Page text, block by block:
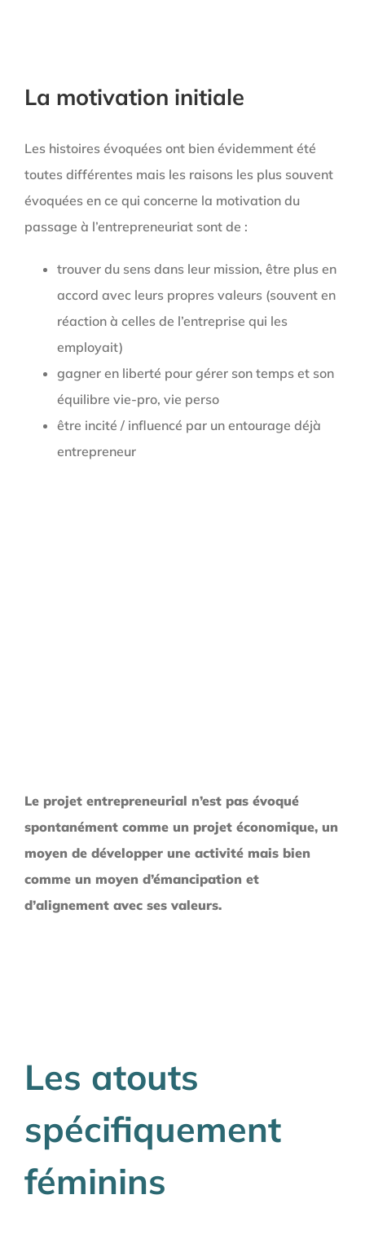
La motivation initiale
Les histoires évoquées ont bien évidemment été
toutes différentes mais les raisons les plus souvent
évoquées en ce qui concerne la motivation du
passage à l’entrepreneuriat sont de :
trouver du sens dans leur mission, être plus en
accord avec leurs propres valeurs (souvent en
réaction à celles de l’entreprise qui les
employait)
gagner en liberté pour gérer son temps et son
équilibre vie-pro, vie perso
être incité / influencé par un entourage déjà
entrepreneur
Le projet entrepreneurial n’est pas évoqué
spontanément comme un projet économique, un
moyen de développer une activité mais bien
comme un moyen d’émancipation et
d’alignement avec ses valeurs.
Les atouts
spécifiquement
féminins